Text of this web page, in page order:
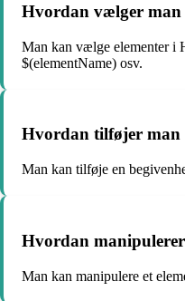
Hvordan vælger man
Man kan vælge elementer i
$(elementName) osv.
Hvordan tilføjer man
Man kan tilføje en
Hvordan
Man kan manipulere et